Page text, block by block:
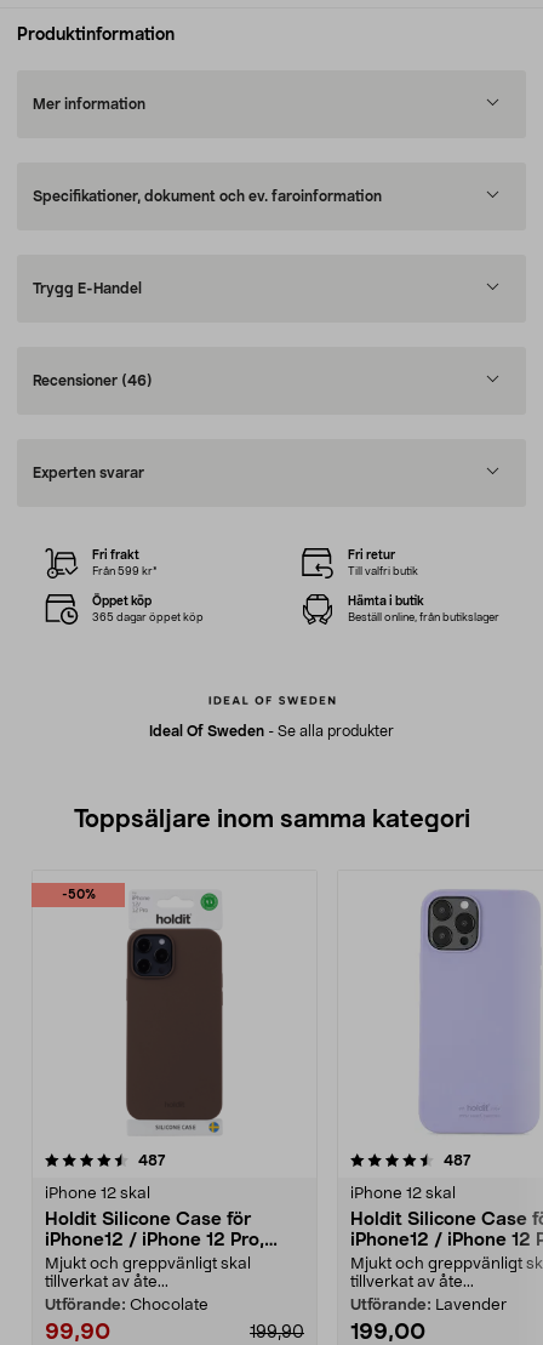
Produktinformation
Mer information
Specifikationer, dokument och ev. faroinformation
Trygg E-Handel
Recensioner (46)
Experten svarar
Ideal Of Sweden - Se alla produkter
Fri frakt
Från 599 kr*
Fri retur
Till valfri butik
Öppet köp
365 dagar öppet köp
Hämta i butik
Beställ online, från butikslager
Toppsäljare inom samma kategori
-50%
487recensioner
iPhone 12 skal
Holdit Silicone Case för
iPhone12 / iPhone 12 Pro,
mobilskal
Mjukt och greppvänligt skal
tillverkat av åte...
Utförande: Chocolate
99,90 199,90
4.5 av 5 stjärnor 487
iPhone 12 skal
Holdit Silicone Case
iPhone12 / iPhone 12
mobilskal
Mjukt och greppvänligt
tillverkat av åte...
Utförande: Lavender
199,00
4.0 av 5 stjärnor